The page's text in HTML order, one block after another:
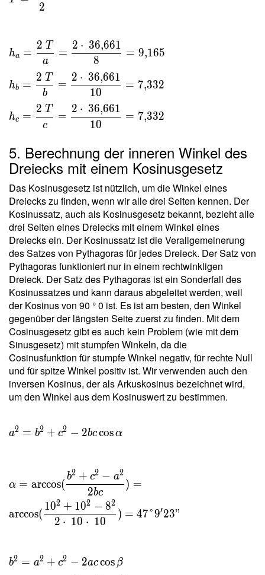
\dfrac{
\\ \ \\
h _a =
\dfrac{
2 \ T }{
\dfrac{
2 \cdot
36{,}661
}{ 8 } =
9{,}165
\ \\ h
_b =
\dfrac{
2 \ T }{
b } =
\dfrac{
2 \cdot
\
36{,}661
}{ 10 }
=
7{,}332
\ \\ h _c
=
\dfrac{
2 \ T }{
\dfrac{
}{ 10 }
7{,}332
2
ha =
a
2 T
=
8
2 ⋅ 36,661
= 9,165
hb =
b
2 T
=
10
2 ⋅ 36,661
= 7,332
hc =
c
2 T
=
10
2 ⋅ 36,661
= 7,332
5. Berechnung der inneren Winkel des
Dreiecks mit einem Kosinusgesetz
Das Kosinusgesetz ist nützlich, um die Winkel eines
Dreiecks zu finden, wenn wir alle drei Seiten kennen. Der
Kosinussatz, auch als Kosinusgesetz bekannt, bezieht alle
drei Seiten eines Dreiecks mit einem Winkel eines
Dreiecks ein. Der Kosinussatz ist die Verallgemeinerung
des Satzes von Pythagoras für jedes Dreieck. Der Satz von
Pythagoras funktioniert nur in einem rechtwinkligen
Dreieck. Der Satz des Pythagoras ist ein Sonderfall des
Kosinussatzes und kann daraus abgeleitet werden, weil
der Kosinus von 90 ° 0 ist. Es ist am besten, den Winkel
gegenüber der längsten Seite zuerst zu finden. Mit dem
Cosinusgesetz gibt es auch kein Problem (wie mit dem
Sinusgesetz) mit stumpfen Winkeln, da die
Cosinusfunktion für stumpfe Winkel negativ, für rechte Null
und für spitze Winkel positiv ist. Wir verwenden auch den
inversen Kosinus, der als Arkuskosinus bezeichnet wird,
um den Winkel aus dem Kosinuswert zu bestimmen.
a2 = b2 + c2 − 2bccosα
α = arccos(
2bc
b2 + c2 − a2
) =
arccos(
2 ⋅ 10 ⋅ 10
102 + 102 − 82
) = 47°9′23"
b2 = a2 + c2 − 2accos β